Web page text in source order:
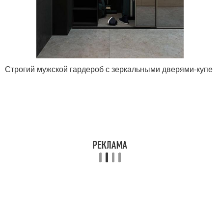
Строгий мужской гардероб с зеркальными дверями-купе